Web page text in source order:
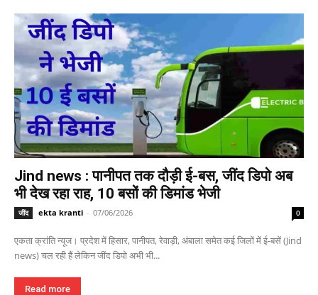
Jind news : पानीपत तक दौड़ी ई-बस, जींद डिपो अब
भी देख रहा राह, 10 बसों की डिमांड भेजी
जींद ekta kranti - 07/06/2026 0
एकता क्रांति न्यूज। प्रदेश में हिसार, पानीपत, रेवाड़ी, अंबाला समेत कई जिलों में ई-बसें (Jind
news) चल रही हैं लेकिन जींद डिपो अभी भी...
Read more